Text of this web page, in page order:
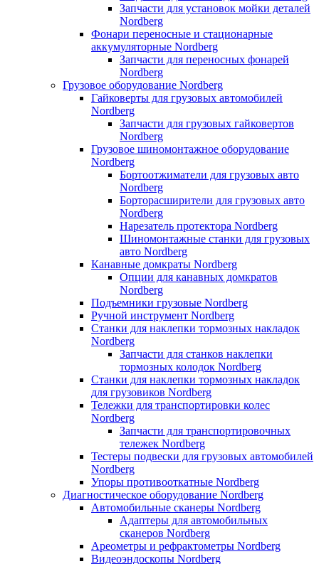
Запчасти для установок мойки деталей
Nordberg
Фонари переносные и стационарные
аккумуляторные Nordberg
Запчасти для переносных фонарей
Nordberg
Грузовое оборудование Nordberg
Гайковерты для грузовых автомобилей
Nordberg
Запчасти для грузовых гайковертов
Nordberg
Грузовое шиномонтажное оборудование
Nordberg
Бортоотжиматели для грузовых авто
Nordberg
Борторасширители для грузовых авто
Nordberg
Нарезатель протектора Nordberg
Шиномонтажные станки для грузовых
авто Nordberg
Канавные домкраты Nordberg
Опции для канавных домкратов
Nordberg
Подъемники грузовые Nordberg
Ручной инструмент Nordberg
Станки для наклепки тормозных накладок
Nordberg
Запчасти для станков наклепки
тормозных колодок Nordberg
Станки для наклепки тормозных накладок
для грузовиков Nordberg
Тележки для транспортировки колес
Nordberg
Запчасти для транспортировочных
тележек Nordberg
Тестеры подвески для грузовых автомобилей
Nordberg
Упоры противооткатные Nordberg
Диагностическое оборудование Nordberg
Автомобильные сканеры Nordberg
Адаптеры для автомобильных
сканеров Nordberg
Ареометры и рефрактометры Nordberg
Видеоэндоскопы Nordberg